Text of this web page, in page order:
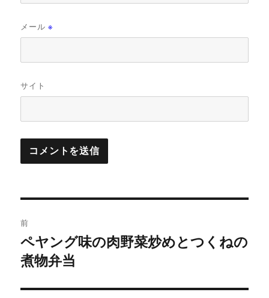
メール※
サイト
稿
ナ
ビ
前
前
の
稿:
ペヤング味の肉野菜炒めとつくねの
煮物弁当